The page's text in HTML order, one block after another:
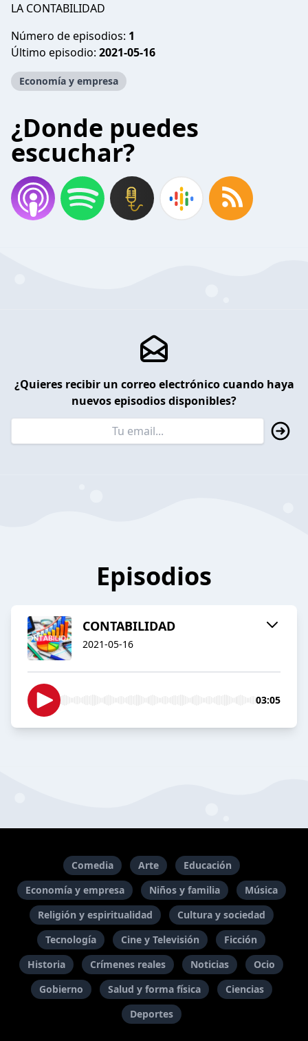
LA CONTABILIDAD
Número de episodios: 1
Último episodio: 2021-05-16
Economía y empresa
¿Donde puedes
escuchar?
¿Quieres recibir un correo electrónico cuando haya
nuevos episodios disponibles?
Episodios
CONTABILIDAD
2021-05-16
03:05
Comedia Arte
Educación
Economía y empresa
Niños y familia
Música
Religión y espiritualidad
Cultura y sociedad
Tecnología
Cine y Televisión
Ficción
Historia
Crímenes reales Noticias
Ocio
Gobierno
Salud y forma física
Ciencias
Deportes